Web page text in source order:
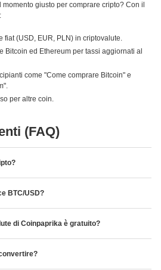
giusto per comprare cripto? Con il
fiat (USD, EUR, PLN) in criptovalute.
Bitcoin ed Ethereum per tassi aggiornati al
come "Come comprare Bitcoin" e
per altre coin.
(FAQ)
BTC/USD?
di Coinpaprika è gratuito?